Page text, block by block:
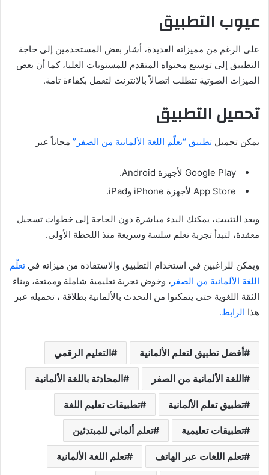
عيوب التطبيق
على الرغم من مميزاته العديدة، أشار بعض المستخدمين إلى حاجة
التطبيق إلى توسيع محتواه المتقدم للمستويات العليا، كما أن بعض
الميزات الصوتية تتطلب اتصالاً بالإنترنت لتعمل بكفاءة تامة.
تحميل التطبيق
يمكن تحميل تطبيق “تعلّم اللغة الألمانية من الصفر” مجاناً عبر
وبعد التثبيت، يمكنك البدء مباشرة دون الحاجة إلى خطوات تسجيل
معقدة، لتبدأ تجربة تعلم سلسة وسريعة منذ اللحظة الأولى.
ويمكن للراغبين في استخدام التطبيق والاستفادة من ميزاته في تعلّم
اللغة الألمانية من الصفر ، وخوض تجربة تعليمية شاملة وممتعة، وبناء
الثقة اللغوية حتى يتمكنوا من التحدث بالألمانية بطلاقة ، تحميله عبر
هذا الرابط.
أفضل تطبيق لتعلم الألمانية التعليم الرقمي
اللغة الألمانية من الصفر المحادثة باللغة الألمانية
تطبيق تعلم الألمانية تطبيقات تعليم اللغة
تطبيقات تعليمية تعلم ألماني للمبتدئين
تعلم اللغات عبر الهاتف تعلم اللغة الألمانية